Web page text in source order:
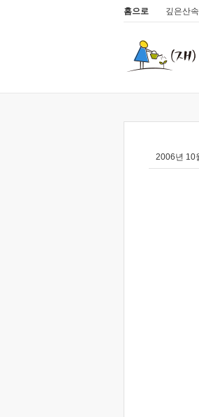
홈으로 깊은산
2006년 10